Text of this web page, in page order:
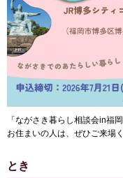
「ながさき暮らし相談会in福
お住まいの人は、ぜひご来場
とき